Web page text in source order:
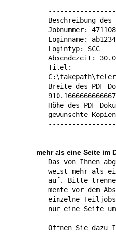
Beschreibung
Jobnummer:
Loginname: ab1234
Logintyp: SCC
Absendezeit:
Titel:
Breite des PDF-
910.1666666666667
Höhe des PDF-
gewünschte
mehr als eine Seite im
Das von Ihnen
weist mehr als
auf. Bitte
mente vor dem
einzelne
nur eine Seite
Öffnen Sie dazu